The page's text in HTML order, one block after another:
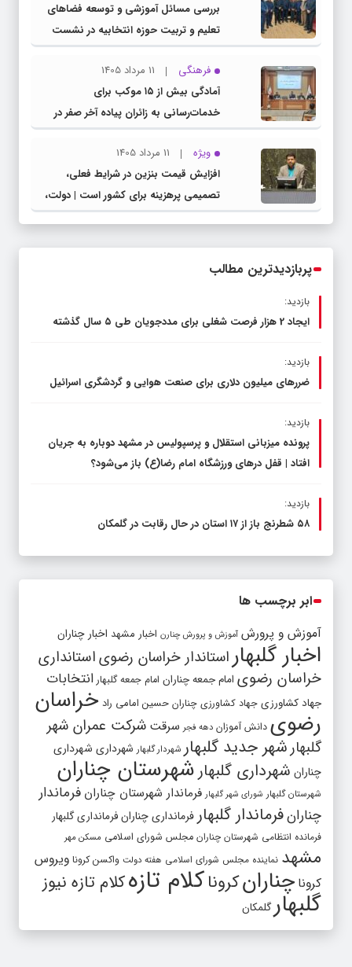
بررسی مسائل آموزشی و توسعه فضاهای
تعلیم و تربیت حوزه انتخابیه در نشست
مشترک عضو کمیسیون آموزش مجلس با
مدیرکل آموزش و پرورش خراسان رضوی
فرهنگی
11 مرداد 1405
آمادگی بیش از ۱۵ موکب برای
خدمات‌رسانی به زائران پیاده آخر صفر در
شهرستان چناران
ویژه
11 مرداد 1405
افزایش قیمت بنزین در شرایط فعلی،
تصمیمی پرهزینه برای کشور است | دولت،
قاچاق سوخت و عوامل اصلی ناترازی را
پربازدیدترین مطالب
بازدید:
ایجاد 2 هزار فرصت شغلی برای مددجویان طی ۵ سال گذشته
بازدید:
ضررهای میلیون دلاری برای صنعت هوایی و گردشگری اسرائیل
بازدید:
پرونده میزبانی استقلال و پرسپولیس در مشهد دوباره به جریان
افتاد | قفل در‌های ورزشگاه امام رضا(ع) باز می‌شود؟
بازدید:
۵۸ شطرنج‌ باز از ۱۷ استان در حال رقابت در گلمکان
ابر برچسب ها
آموزش و پرورش آموزش و پرورش چنارن اخبار مشهد اخبار چناران
اخبار گلبهار استاندار خراسان رضویاستانداری
خراسان رضوی امام جمعه چناران امام جمعه گلبهار انتخابات
جهاد کشاورزی جهاد کشاورزی چناران حسین امامی راد خراسان
رضوی دانش آموزان دهه فجر سرقت شرکت عمران شهر
گلبهارشهر جدید گلبهار شهردار گلبهار شهرداری شهرداری
چناران شهرداری گلبهار شهرستان چناران
شهرستان گلبهار شورای شهر گلبهار فرماندار شهرستان چناران فرماندار
چنارانفرماندار گلبهار فرمانداری چنارانفرمانداری گلبهار
فرمانده انتظامی شهرستان چناران مجلس شورای اسلامی مسکن مهر
مشهد نماینده مجلس شورای اسلامی هفته دولت واکسن کرونا ویروس
کرونا چنارانکروناکلام تازهکلام تازه نیوز
گلبهارگلمکان